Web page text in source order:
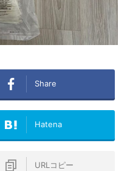
Share
Hatena
URLコピー